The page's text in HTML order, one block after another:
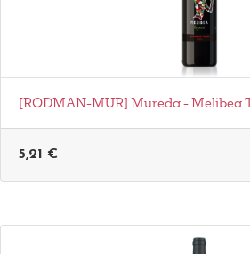
[RODMAN-MUR] Mureda - Melibea
5,21 €